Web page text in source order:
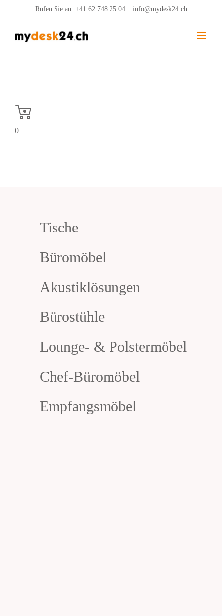
Inhalt
springen
Rufen Sie an: +41 62 748 25 04 info@mydesk24.ch
0
Tische
Büromöbel
Akustiklösungen
Bürostühle
Lounge- & Polstermöbel
Chef-Büromöbel
Empfangsmöbel